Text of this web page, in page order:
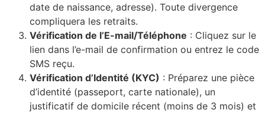
date de naissance, adresse). Toute divergence
compliquera les retraits.
Vérification de l’E-mail/Téléphone : Cliquez sur le
lien dans l’e-mail de confirmation ou entrez le code
SMS reçu.
Vérification d’Identité (KYC) : Préparez une pièce
d’identité (passeport, carte nationale), un
justificatif de domicile récent (moins de 3 mois) et